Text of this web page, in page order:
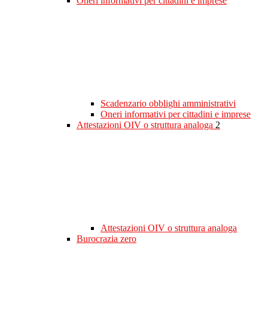
Scadenzario obblighi amministrativi
Oneri informativi per cittadini e imprese
Attestazioni OIV o struttura analoga 2
Attestazioni OIV o struttura analoga
Burocrazia zero